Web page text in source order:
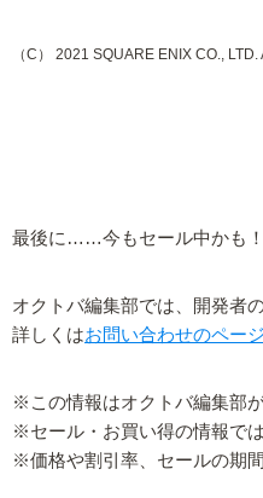
（C） 2021 SQUARE ENIX CO.,
最後に……今もセール中かも
オクトバ編集部では、開発者
詳しくはお問い合わせのページ
※この情報はオクトバ編集部
※セール・お買い得の情報で
※価格や割引率、セールの期